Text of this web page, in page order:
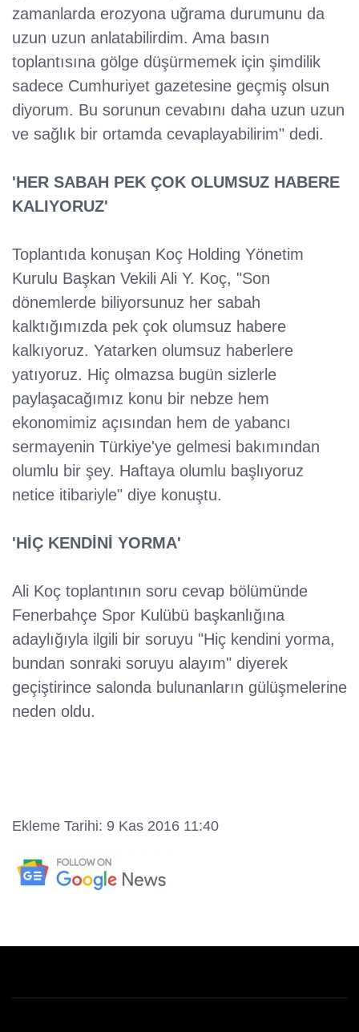
zamanlarda erozyona uğrama durumunu da
uzun uzun anlatabilirdim. Ama basın
toplantısına gölge düşürmemek için şimdilik
sadece Cumhuriyet gazetesine geçmiş olsun
diyorum. Bu sorunun cevabını daha uzun uzun
ve sağlık bir ortamda cevaplayabilirim" dedi.
'HER SABAH PEK ÇOK OLUMSUZ HABERE
KALIYORUZ'
Toplantıda konuşan Koç Holding Yönetim
Kurulu Başkan Vekili Ali Y. Koç, "Son
dönemlerde biliyorsunuz her sabah
kalktığımızda pek çok olumsuz habere
kalkıyoruz. Yatarken olumsuz haberlere
yatıyoruz. Hiç olmazsa bugün sizlerle
paylaşacağımız konu bir nebze hem
ekonomimiz açısından hem de yabancı
sermayenin Türkiye'ye gelmesi bakımından
olumlu bir şey. Haftaya olumlu başlıyoruz
netice itibariyle" diye konuştu.
'HİÇ KENDİNİ YORMA'
Ali Koç toplantının soru cevap bölümünde
Fenerbahçe Spor Kulübü başkanlığına
adaylığıyla ilgili bir soruyu "Hiç kendini yorma,
bundan sonraki soruyu alayım" diyerek
geçiştirince salonda bulunanların gülüşmelerine
neden oldu.
Ekleme Tarihi: 9 Kas 2016 11:40